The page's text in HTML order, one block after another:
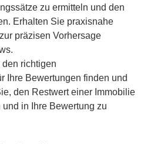
zu ermitteln und den
Erhalten Sie praxisnahe
präzisen Vorhersage
richtigen
Ihre Bewertungen finden und
den Restwert einer Immobilie
und in Ihre Bewertung zu